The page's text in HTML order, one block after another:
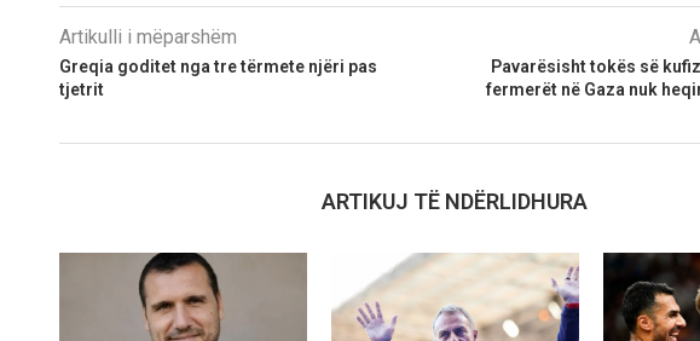
Artikulli i mëparshëm
Greqia goditet nga tre tërmete njëri pas
tjetrit
Pavarësisht tokës së
fermerët në Gaza nuk
ARTIKUJ TË NDËRLIDHURA